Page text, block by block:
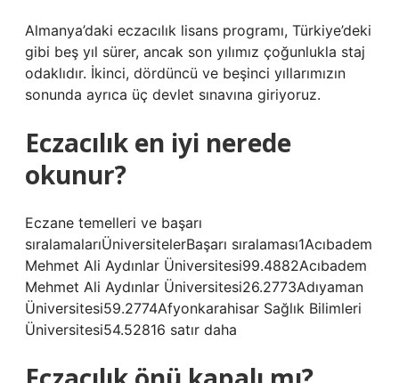
Almanya’daki eczacılık lisans programı, Türkiye’deki
gibi beş yıl sürer, ancak son yılımız çoğunlukla staj
odaklıdır. İkinci, dördüncü ve beşinci yıllarımızın
sonunda ayrıca üç devlet sınavına giriyoruz.
Eczacılık en iyi nerede
okunur?
Eczane temelleri ve başarı
sıralamalarıÜniversitelerBaşarı sıralaması1Acıbadem
Mehmet Ali Aydınlar Üniversitesi99.4882Acıbadem
Mehmet Ali Aydınlar Üniversitesi26.2773Adıyaman
Üniversitesi59.2774Afyonkarahisar Sağlık Bilimleri
Üniversitesi54.52816 satır daha